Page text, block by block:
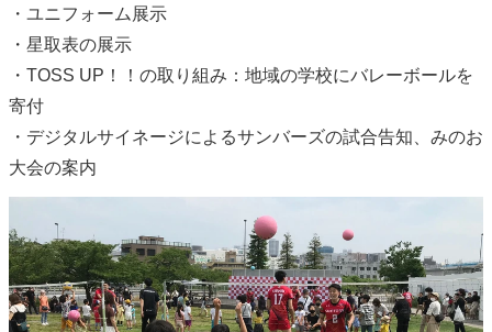
・ユニフォーム展示
・星取表の展示
・TOSS UP！！の取り組み：地域の学校にバレーボールを
寄付
・デジタルサイネージによるサンバーズの試合告知、みのお
大会の案内